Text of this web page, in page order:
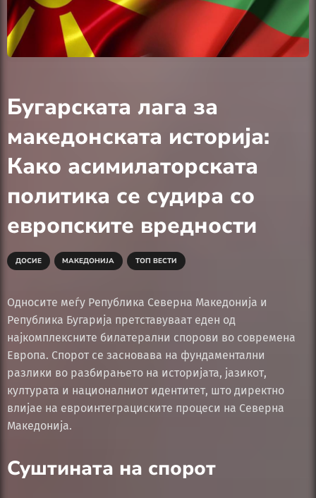
Бугарската лага за
македонската историја:
Како асимилаторската
политика се судира со
европските вредности
ДОСИЕ МАКЕДОНИЈА ТОП ВЕСТИ
Односите меѓу Република Северна Македонија и
Република Бугарија претставуваат еден од
најкомплексните билатерални спорови во современа
Европа. Спорот се засновава на фундаментални
разлики во разбирањето на историјата, јазикот,
културата и националниот идентитет, што директно
влијае на евроинтеграциските процеси на Северна
Македонија.
Суштината на спорот